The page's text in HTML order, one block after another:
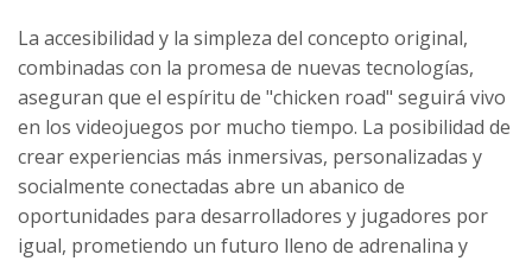
La accesibilidad y la simpleza del concepto original,
combinadas con la promesa de nuevas tecnologías,
aseguran que el espíritu de "chicken road" seguirá vivo
en los videojuegos por mucho tiempo. La posibilidad de
crear experiencias más inmersivas, personalizadas y
socialmente conectadas abre un abanico de
oportunidades para desarrolladores y jugadores por
igual, prometiendo un futuro lleno de adrenalina y